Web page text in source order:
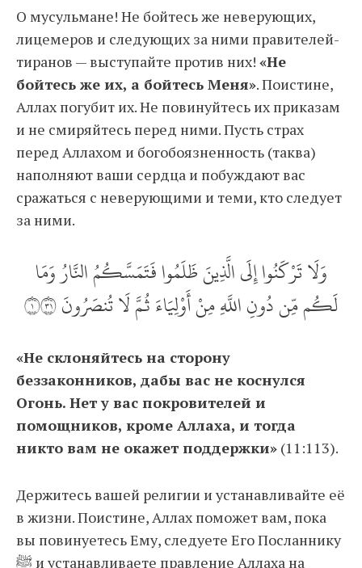
О мусульмане! Не бойтесь же неверующих,
лицемеров и следующих за ними правителей-
тиранов — выступайте против них! «Не
бойтесь же их, а бойтесь Меня». Поистине,
Аллах погубит их. Не повинуйтесь их приказам
и не смиряйтесь перед ними. Пусть страх
перед Аллахом и богобоязненность (таква)
наполняют ваши сердца и побуждают вас
сражаться с неверующими и теми, кто следует
за ними.
وَلَا تَرْكَنُوا إِلَى الَّذِينَ ظَلَمُوا فَتَمَسَّكُمُ النَّارُ وَمَا
لَكُم مِّن دُونِ اللَّهِ مِنْ أَوْلِيَاءَ ثُمَّ لَا تُنصَرُونَ ‎١١٣
«Не склоняйтесь на сторону
беззаконников, дабы вас не коснулся
Огонь. Нет у вас покровителей и
помощников, кроме Аллаха, и тогда
никто вам не окажет поддержки» (11:113).
Держитесь вашей религии и устанавливайте её
в жизни. Поистине, Аллах поможет вам, пока
вы повинуетесь Ему, следуете Его Посланнику
ﷺ и устанавливаете правление Аллаха на